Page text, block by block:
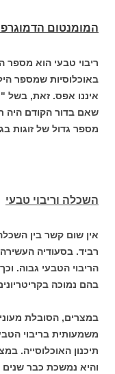
המומנטום
ריבוי טבעי הוא מספר
איננו אפס. זאת, בשל "
שאם בדור הקודם היה
מספר גדול של זוגות
השכלה וריבוי טבעי
אין שום קשר בין
רביד. בסעודיה
הריבוי הטבעי גבוה.
בהם נמוכה
במצרים, הסובלת
משמעותית בריבוי
והיא נמשכת כבר